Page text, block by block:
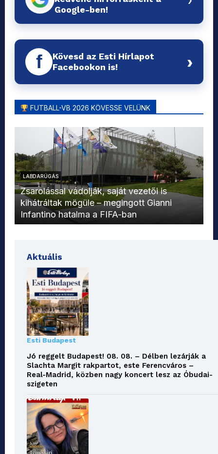
Google-ben!
f
Kövesd az Esti Hírlapot
Facebookon is!
›
FUTBALL-VB 2026 KÖVESSE VELÜNK
LABDARÚGÁS
Zsarolással vádolják, saját vezetői is
kihátráltak mögüle – megingott Gianni
Infantino hatalma a FIFA-ban
Aktuális
Esti Budapest
Jó reggelt Budapest! 08. 08. – Délben lezárják a
Slachta Margit rakpartot, este Ferencváros –
Real-Madrid, közben nagy koncert lesz az Óbudai-
szigeten